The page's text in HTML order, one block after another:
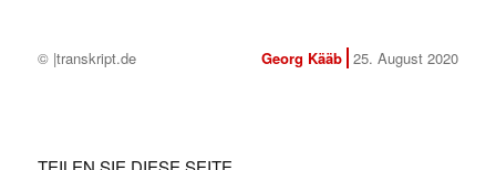
© |transkript.de Georg Kääb 25. August 2020